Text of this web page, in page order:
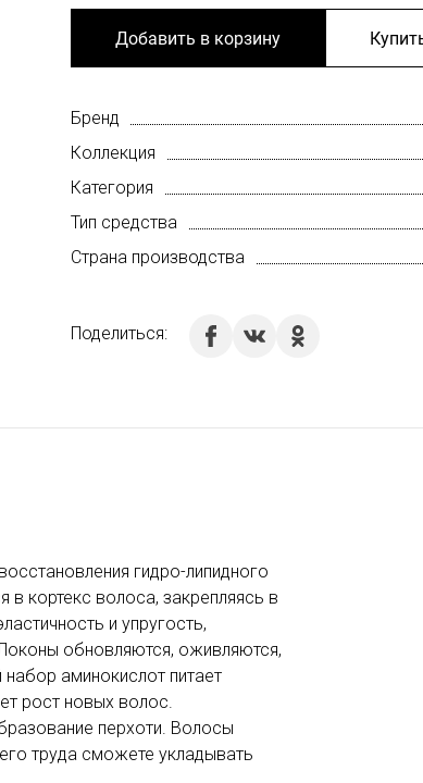
Добавить в корзину
Бренд
Коллекция
Категория
Тип средства
Страна производства
Поделиться:
гидро-липидного
кортекс волоса, закрепляясь в
и упругость,
обновляются, оживляются,
аминокислот питает
рост новых волос.
перхоти. Волосы
труда сможете укладывать